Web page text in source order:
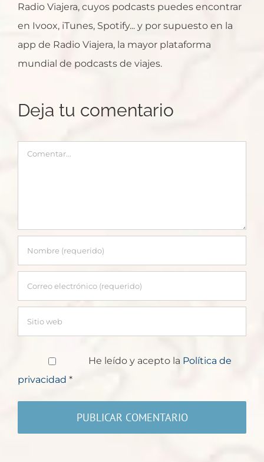
Radio Viajera, cuyos podcasts puedes encontrar
en Ivoox, iTunes, Spotify... y por supuesto en la
app de Radio Viajera, la mayor plataforma
mundial de podcasts de viajes.
Deja tu comentario
Comentar
He leído y acepto la Política de
privacidad *